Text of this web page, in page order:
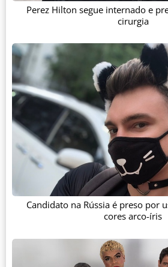
Perez Hilton segue internado e
cirurgia
Candidato na Rússia é preso por
cores arco-íris